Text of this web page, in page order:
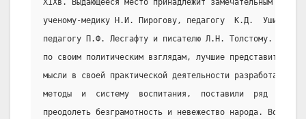
XIXв. Выдающееся место принадлежит замечательным
ученому-медику Н.И. Пирогову, педагогу  К.Д.
педагогу П.Ф. Лесгафту и писателю Л.Н. Толстому.
по своим политическим взглядам, лучшие представители
мысли в своей практической деятельности разработали
методы  и  систему  воспитания,  поставили  ряд
преодолеть безграмотность и невежество народа. Во